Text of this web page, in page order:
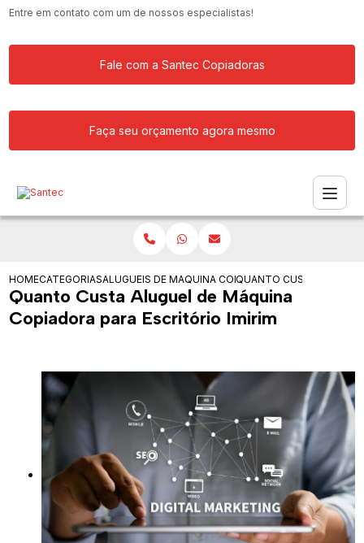
Entre em contato com um de nossos especialistas!
Fale com a Santec Copiadoras
Faça seu orçamento agora mesmo
HOMECATEGORIASALUGUEIS DE COPIADORASMAQUINA COPIADORA KYOCERA PARA
QUANTO CUSTA
Quanto Custa Aluguel de Máquina
Copiadora para Escritório Imirim